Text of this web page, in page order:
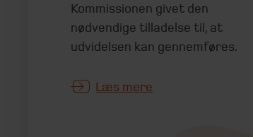
Kommissionen givet den
nødvendige tilladelse til, at
udvidelsen kan gennemføres.
Læs mere